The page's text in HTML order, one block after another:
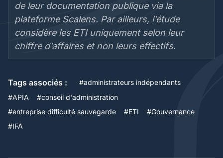
de leur documentation publique via la
plateforme Scalens. Par ailleurs, l’étude
considère les ETI uniquement selon leur
chiffre d’affaires et non leurs effectifs.
Tags associés : #administrateurs indépendants
#APIA #conseil d'administration
#entreprise difficulté sauvegarde #ETI #Gouvernance
#IFA